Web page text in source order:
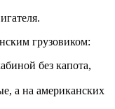
грузовиком:
без капота,
а на американских